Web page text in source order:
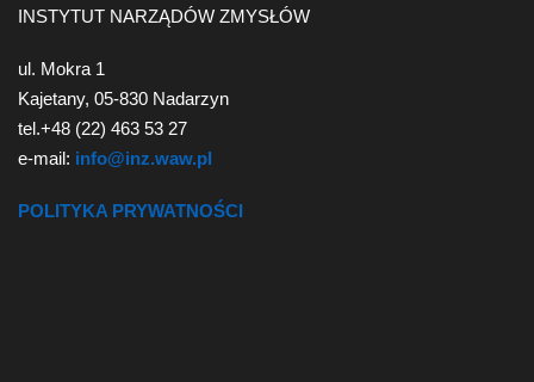
INSTYTUT NARZĄDÓW ZMYSŁÓW
ul. Mokra 1
Kajetany, 05-830 Nadarzyn
tel.+48 (22) 463 53 27
e-mail: info@inz.waw.pl
POLITYKA PRYWATNOŚCI